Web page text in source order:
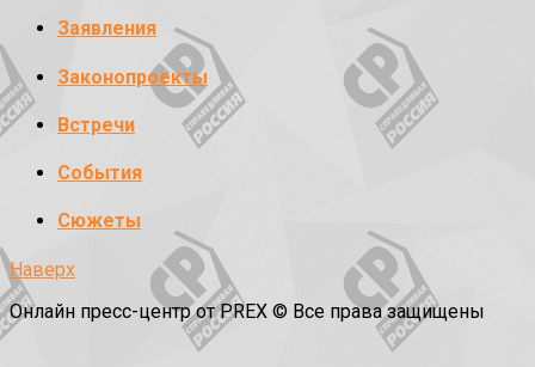
Заявления
Законопроекты
Встречи
События
Сюжеты
Наверх
Онлайн пресс-центр от PREX © Все права защищены